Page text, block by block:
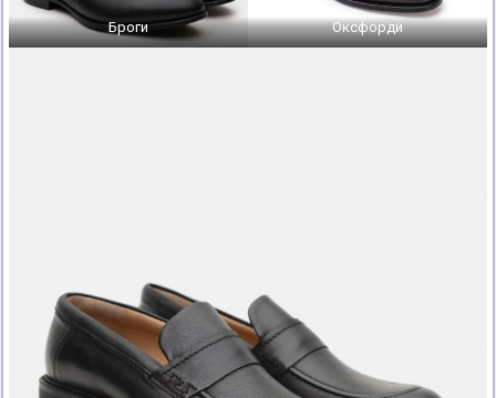
Броги Оксфорди